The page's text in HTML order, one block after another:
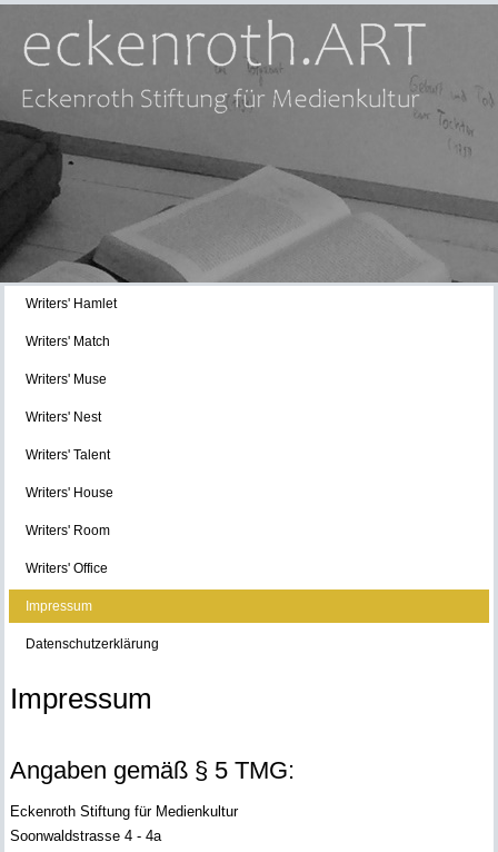
Writers' Hamlet
Writers' Match
Writers' Muse
Writers' Nest
Writers' Talent
Writers' House
Writers' Room
Writers' Office
Impressum
Datenschutzerklärung
Impressum
Angaben gemäß § 5 TMG:
Eckenroth Stiftung für Medienkultur
Soonwaldstrasse 4 - 4a